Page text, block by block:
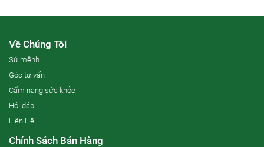
Về Chúng Tôi
Sứ mệnh
Góc tư vấn
Cẩm nang sức khỏe
Hỏi đáp
Liên Hệ
Chính Sách Bán Hàng